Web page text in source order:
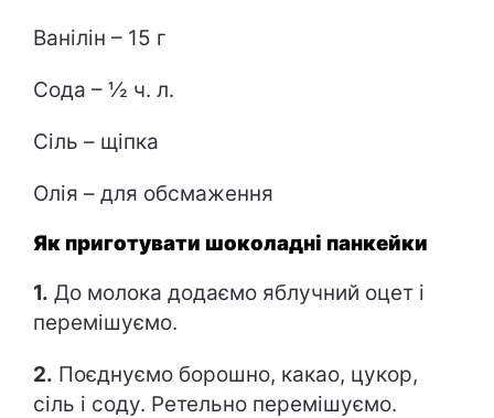
Ванілін – 15 г
Сода – ½ ч. л.
Сіль – щіпка
Олія – для обсмаження
Як приготувати шоколадні панкейки
1. До молока додаємо яблучний оцет і
перемішуємо.
2. Поєднуємо борошно, какао, цукор,
сіль і соду. Ретельно перемішуємо.